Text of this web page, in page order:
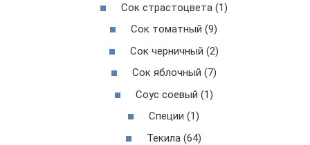
Сок страстоцвета (1)
Сок томатный (9)
Сок черничный (2)
Сок яблочный (7)
Соус соевый (1)
Специи (1)
Текила (64)